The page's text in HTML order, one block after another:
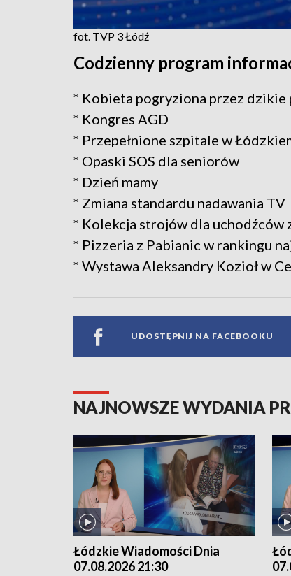
fot. TVP 3 Łódź
Codzienny program
* Kobieta pogryziona przez dzikie
* Kongres AGD
* Przepełnione szpitale w
* Opaski SOS dla seniorów
* Dzień mamy
* Zmiana standardu nadawania TV
* Kolekcja strojów dla uchodźców
* Pizzeria z Pabianic w rankingu
* Wystawa Aleksandry Kozioł w
UDOSTĘPNIJ NA FACEBOOKU
NAJNOWSZE WYDANIA
Łódzkie Wiadomości Dnia
07.08.2026 21:30